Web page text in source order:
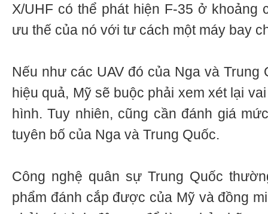
X/UHF có thể phát hiện F-35 ở khoảng
ưu thế của nó với tư cách một máy bay
Nếu như các UAV đó của Nga và
hiệu quả, Mỹ sẽ buộc phải xem xét lại
hình. Tuy nhiên, cũng cần đánh giá
tuyên bố của Nga và Trung Quốc.
Công nghệ quân sự Trung Quốc
phẩm đánh cắp được của Mỹ và đồng